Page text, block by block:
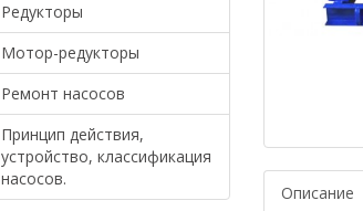
Редукторы
Мотор-редукторы
Ремонт насосов
Принцип действия,
устройство, классификация
насосов.
Описание